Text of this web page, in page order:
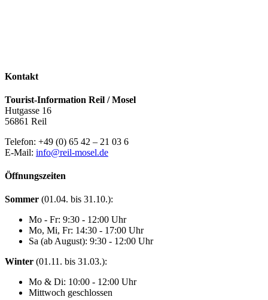
Kontakt
Tourist-Information Reil / Mosel
Hutgasse 16
56861 Reil
Telefon: +49 (0) 65 42 – 21 03 6
E-Mail: info@reil-mosel.de
Öffnungszeiten
Sommer (01.04. bis 31.10.):
Mo - Fr: 9:30 - 12:00 Uhr
Mo, Mi, Fr: 14:30 - 17:00 Uhr
Sa (ab August): 9:30 - 12:00 Uhr
Winter (01.11. bis 31.03.):
Mo & Di: 10:00 - 12:00 Uhr
Mittwoch geschlossen